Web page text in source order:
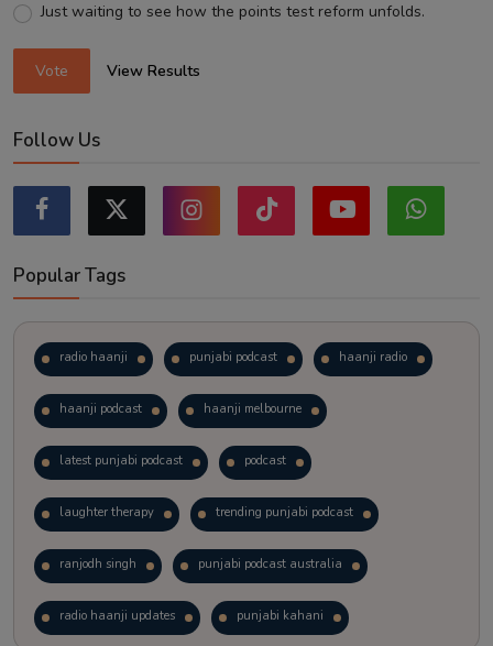
Just waiting to see how the points test reform unfolds.
Vote View Results
Follow Us
Popular Tags
radio haanji punjabi podcast haanji radio
haanji podcast haanji melbourne
latest punjabi podcast podcast
laughter therapy trending punjabi podcast
ranjodh singh punjabi podcast australia
radio haanji updates punjabi kahani